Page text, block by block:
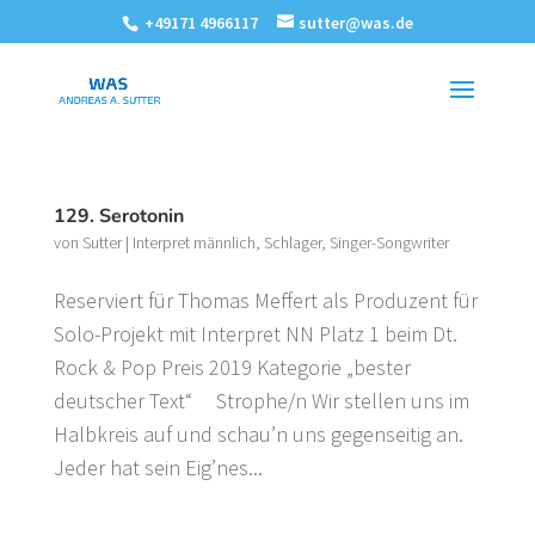
+49171 4966117 sutter@was.de
129. Serotonin
von Sutter| Interpret männlich, Schlager, Singer-Songwriter
Reserviert für Thomas Meffert als Produzent für
Solo-Projekt mit Interpret NN Platz 1 beim Dt.
Rock & Pop Preis 2019 Kategorie „bester
deutscher Text“ Strophe/n Wir stellen uns im
Halbkreis auf und schau’n uns gegenseitig an.
Jeder hat sein Eig’nes...